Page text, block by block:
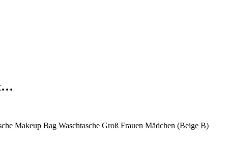
Makeup Bag Waschtasche Groß Frauen Mädchen (Beige B)